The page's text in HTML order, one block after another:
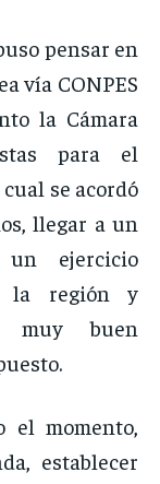
pensar en
vía CONPES
la Cámara
para el
se acordó
llegar a un
ejercicio
la región y
muy buen
el momento,
establecer